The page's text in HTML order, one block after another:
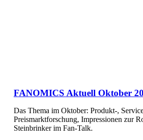
FANOMICS Aktuell Oktober
Das Thema im Oktober: Produkt-,
Preismarktforschung, Impressionen zur
Steinbrinker im Fan-Talk.